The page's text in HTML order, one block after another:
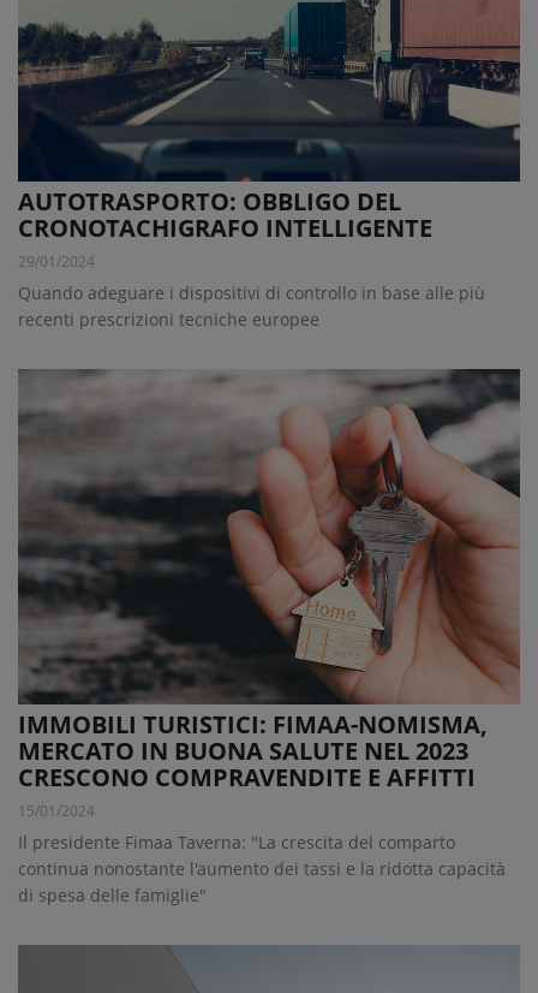
AUTOTRASPORTO: OBBLIGO DEL
CRONOTACHIGRAFO INTELLIGENTE
29/01/2024
Quando adeguare i dispositivi di controllo in base alle più
recenti prescrizioni tecniche europee
IMMOBILI TURISTICI: FIMAA-NOMISMA,
MERCATO IN BUONA SALUTE NEL 2023
CRESCONO COMPRAVENDITE E AFFITTI
15/01/2024
Il presidente Fimaa Taverna: "La crescita del comparto
continua nonostante l'aumento dei tassi e la ridotta capacità
di spesa delle famiglie"